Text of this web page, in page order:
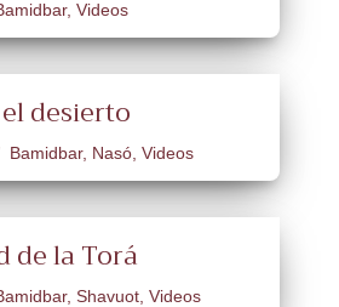
, Videos
desierto
Bamidbar, Nasó, Videos
de la Torá
, Shavuot, Videos